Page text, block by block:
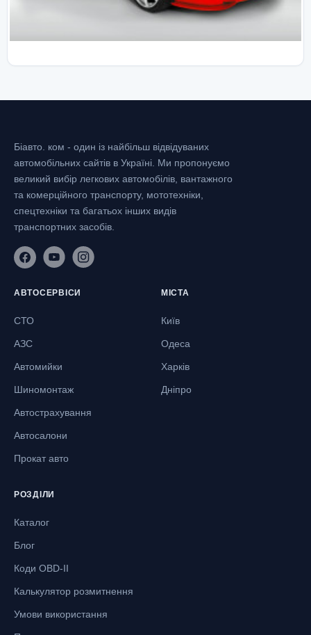
Біавто. ком - один із найбільш відвідуваних
автомобільних сайтів в Україні. Ми пропонуємо
великий вибір легкових автомобілів, вантажного
та комерційного транспорту, мототехніки,
спецтехніки та багатьох інших видів
транспортних засобів.
АВТОСЕРВІСИ
СТО
АЗС
Автомийки
Шиномонтаж
Автострахування
Автосалони
Прокат авто
МІСТА
Київ
Одеса
Харків
Дніпро
РОЗДІЛИ
Каталог
Блог
Коди OBD-II
Калькулятор розмитнення
Умови використання